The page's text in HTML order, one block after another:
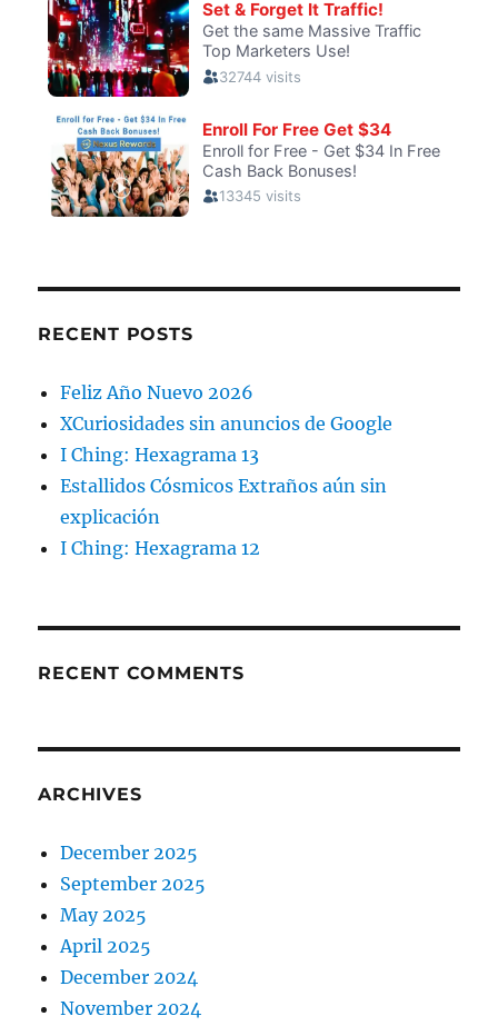
RECENT POSTS
Feliz Año Nuevo 2026
XCuriosidades sin anuncios de Google
I Ching: Hexagrama 13
Estallidos Cósmicos Extraños aún sin
explicación
I Ching: Hexagrama 12
RECENT COMMENTS
ARCHIVES
December 2025
September 2025
May 2025
April 2025
December 2024
November 2024